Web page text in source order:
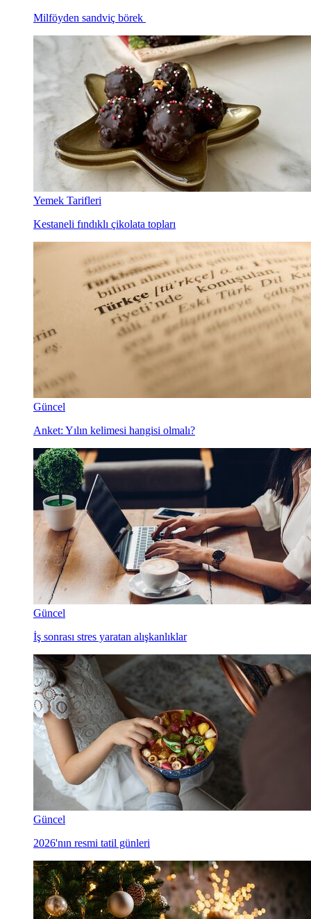
Milföyden sandviç börek
Yemek Tarifleri
Kestaneli fındıklı çikolata topları
Güncel
Anket: Yılın kelimesi hangisi olmalı?
Güncel
İş sonrası stres yaratan alışkanlıklar
Güncel
2026'nın resmi tatil günleri